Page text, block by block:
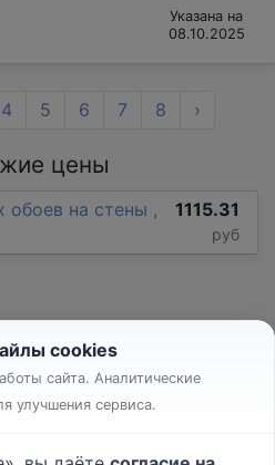
Указана на
08.10.2025
4 5 6 7 8 ›
цены
обоев на стены ,
1115.31
руб
cookies
сайта. Аналитические
улучшения сервиса.